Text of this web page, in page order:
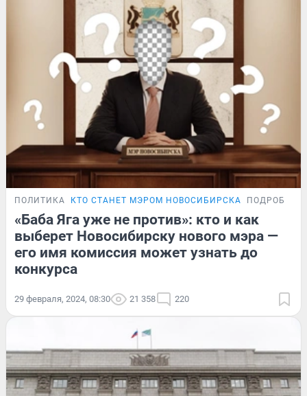
ПОЛИТИКА КТО СТАНЕТ МЭРОМ НОВОСИБИРСКА
«Баба Яга уже не против»: кто и как
выберет Новосибирску нового мэра —
его имя комиссия может узнать до
конкурса
29 февраля, 2024, 08:30 21 358 220